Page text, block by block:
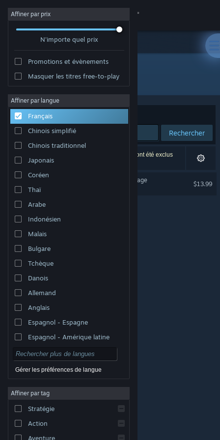
Se connecter
Magasin
À propos
Support
Changer la langue
Télécharger l'application mobile Steam
Voir version ordi. du site
© Valve Corporation. Tous droits réservés. Toutes les
titulaires aux États-Unis et dans d'autres pays.
Accessibilité
Remboursements
Affiner par prix
N'importe quel prix
Promotions et évènements
Masquer les titres free-to-play
Affiner par langue
Français
Chinois simplifié
Chinois traditionnel
Japonais
Coréen
Thaï
Arabe
Indonésien
Malais
Bulgare
Tchèque
Danois
Allemand
Anglais
Espagnol - Espagne
Espagnol - Amérique latine
Gérer les préférences de langue
Affiner par tag
Stratégie
Action
Aventure
Développement : FivexGames
Trier par Pertinence
Rechercher
1 résultat correspond à votre recherche. 4 titres ont été exclus
selon vos préférences.
Motor Strike: Racing Rampage
$13.99